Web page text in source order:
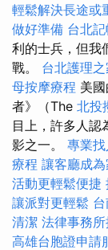
輕鬆解決長途或
做好準備 台北
利的士兵，但我
戰。 台北護理
母按摩療程 美
者》（The 北投
目上，許多人認
影之一。 專業
療程 讓客廳成
活動更輕鬆便捷
讓派對更輕鬆
清潔 法律事務
高雄台胞證申請